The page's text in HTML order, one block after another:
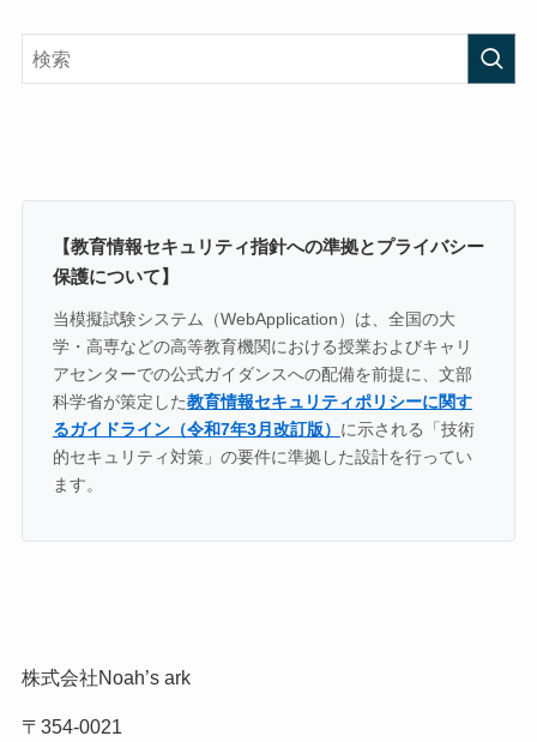
【教育情報セキュリティ指針への準拠とプライバシー
保護について】
当模擬試験システム（WebApplication）は、全国の大
学・高専などの高等教育機関における授業およびキャリ
アセンターでの公式ガイダンスへの配備を前提に、文部
科学省が策定した教育情報セキュリティポリシーに関す
るガイドライン（令和7年3月改訂版） に示される「技術
的セキュリティ対策」の要件に準拠した設計を行ってい
ます。
株式会社Noah’s ark
〒354-0021